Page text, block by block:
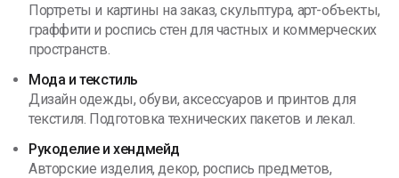
Портреты и картины на заказ, скульптура, арт-объекты,
граффити и роспись стен для частных и коммерческих
пространств.
Мода и текстиль
Дизайн одежды, обуви, аксессуаров и принтов для
текстиля. Подготовка технических пакетов и лекал.
Рукоделие и хендмейд
Авторские изделия, декор, роспись предметов,